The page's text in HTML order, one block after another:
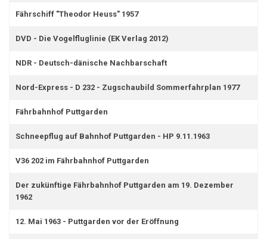
Fährschiff "Theodor Heuss" 1957
DVD - Die Vogelfluglinie (EK Verlag 2012)
NDR - Deutsch-dänische Nachbarschaft
Nord-Express - D 232 - Zugschaubild Sommerfahrplan 1977
Fährbahnhof Puttgarden
Schneepflug auf Bahnhof Puttgarden - HP 9.11.1963
V36 202 im Fährbahnhof Puttgarden
Der zukünftige Fährbahnhof Puttgarden am 19. Dezember
1962
12. Mai 1963 - Puttgarden vor der Eröffnung